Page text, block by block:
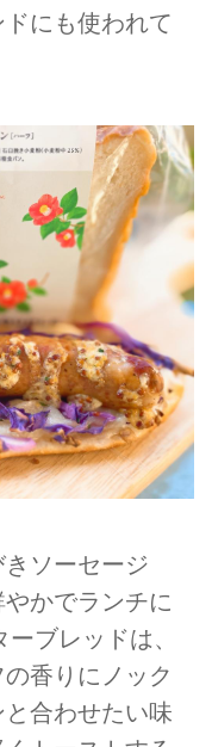
にも使われて
ソーセージ
かでランチに
ブレッドは、
香りにノック
合わせたい味